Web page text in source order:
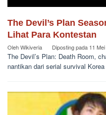
The Devil’s Plan
Lihat Para Kontestan
OlehWikiveria Diposting pada 11
The Devil’s Plan: Death Room,
nantikan dari serial survival